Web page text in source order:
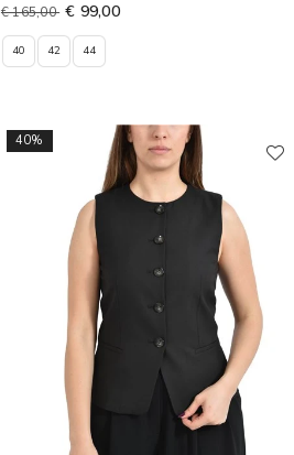
€ 165,00 € 99,00
40 42 44
40%